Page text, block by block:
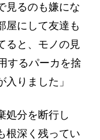
見るのも嫌にな
屋にして友達も
ると、モノの見
するパーカを捨
りました」
処分を断行し
根深く残ってい